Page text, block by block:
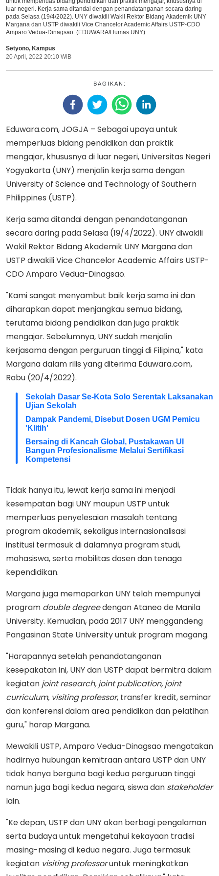
luar negeri. Kerja sama ditandai dengan penandatanganan secara daring
pada Selasa (19/4/2022). UNY diwakili Wakil Rektor Bidang Akademik UNY
Margana dan USTP diwakili Vice Chancelor Academic Affairs USTP-CDO
Amparo Vedua-Dinagsao. (EDUWARA/Humas UNY)
Setyono, Kampus
20 April, 2022 20:10 WIB
BAGIKAN:
Eduwara.com, JOGJA – Sebagai upaya untuk
memperluas bidang pendidikan dan praktik
mengajar, khususnya di luar negeri, Universitas Negeri
Yogyakarta (UNY) menjalin kerja sama dengan
University of Science and Technology of Southern
Philippines (USTP).
Kerja sama ditandai dengan penandatanganan
secara daring pada Selasa (19/4/2022). UNY diwakili
Wakil Rektor Bidang Akademik UNY Margana dan
USTP diwakili Vice Chancelor Academic Affairs USTP-
CDO Amparo Vedua-Dinagsao.
"Kami sangat menyambut baik kerja sama ini dan
diharapkan dapat menjangkau semua bidang,
terutama bidang pendidikan dan juga praktik
mengajar. Sebelumnya, UNY sudah menjalin
kerjasama dengan perguruan tinggi di Filipina," kata
Margana dalam rilis yang diterima Eduwara.com,
Rabu (20/4/2022).
Sekolah Dasar Se-Kota Solo Serentak Laksanakan
Ujian Sekolah
Dampak Pandemi, Disebut Dosen UGM Pemicu
'Klitih'
Bersaing di Kancah Global, Pustakawan UI
Bangun Profesionalisme Melalui Sertifikasi
Kompetensi
Tidak hanya itu, lewat kerja sama ini menjadi
kesempatan bagi UNY maupun USTP untuk
memperluas penyelesaian masalah tentang
program akademik, sekaligus internasionalisasi
institusi termasuk di dalamnya program studi,
mahasiswa, serta mobilitas dosen dan tenaga
kependidikan.
Margana juga memaparkan UNY telah mempunyai
program double degreedengan Ataneo de Manila
University. Kemudian, pada 2017 UNY menggandeng
Pangasinan State University untuk program magang.
"Harapannya setelah penandatanganan
kesepakatan ini, UNY dan USTP dapat bermitra dalam
kegiatan joint research, joint publication, joint
curriculum, visiting professor, transfer kredit, seminar
dan konferensi dalam area pendidikan dan pelatihan
guru," harap Margana.
Mewakili USTP, Amparo Vedua-Dinagsao mengatakan
hadirnya hubungan kemitraan antara USTP dan UNY
tidak hanya berguna bagi kedua perguruan tinggi
namun juga bagi kedua negara, siswa dan stakeholder
lain.
"Ke depan, USTP dan UNY akan berbagi pengalaman
serta budaya untuk mengetahui kekayaan tradisi
masing-masing di kedua negara. Juga termasuk
kegiatan visiting professoruntuk meningkatkan